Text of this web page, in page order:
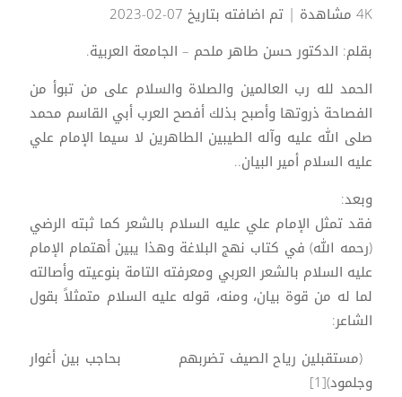
4K مشاهدة
| تم اضافته بتاريخ 07-02-2023
بقلم: الدكتور حسن طاهر ملحم – الجامعة العربية.
الحمد لله رب العالمين والصلاة والسلام على من تبوأ من
الفصاحة ذروتها وأصبح بذلك أفصح العرب أبي القاسم محمد
صلى الله عليه وآله الطيبين الطاهرين لا سيما الإمام علي
عليه السلام أمير البيان..
وبعد:
فقد تمثل الإمام علي عليه السلام بالشعر كما ثبته الرضي
(رحمه الله) في كتاب نهج البلاغة وهذا يبين أهتمام الإمام
عليه السلام بالشعر العربي ومعرفته التامة بنوعيته وأصالته
لما له من قوة بيان، ومنه، قوله عليه السلام متمثلاً بقول
الشاعر:
(مستقبلين رياح الصيف تضربهم بحاجب بين أغوار
وجلمود)[1]